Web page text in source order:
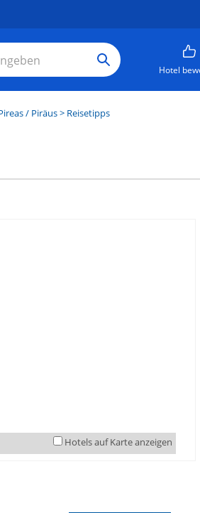
Hotel
/ Piräus> Reisetipps
Hotels auf Karte anzeigen